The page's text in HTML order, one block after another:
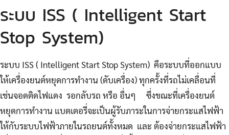
ระบบ ISS ( Intelligent Start
Stop System)
ระบบ ISS ( Intelligent Start Stop System) คือระบบที่ออกแบบ
ให้เครื่องยนต์หยุดการทำงาน (ดับเครื่อง) ทุกครั้งที่รถไม่เคลื่อนที่
เช่นจอดติดไฟแดง รอกลับรถ หรือ อื่นๆ ซึ่งขณะที่เครื่องยนต์
หยุดการทำงาน แบตเตอรี่จะเป็นผู้รับภาระในการจ่ายกระแสไฟฟ้า
ให้กับระบบไฟฟ้าภายในรถยนต์ทั้งหมด และ ต้องจ่ายกระแสไฟฟ้า